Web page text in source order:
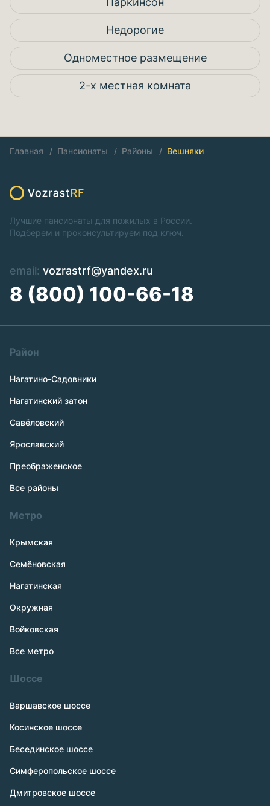
Недорогие
Одноместное размещение
2-х местная комната
Главная Пансионаты Районы Вешняки
Лучшие пансионаты для пожилых в России.
Подберем и проконсультируем под ключ.
email: vozrastrf@yandex.ru
8 (800) 100-66-18
Район
Нагатино-Садовники
Нагатинский затон
Савёловский
Ярославский
Преображенское
Все районы
Метро
Крымская
Семёновская
Нагатинская
Окружная
Войковская
Все метро
Шоссе
Варшавское шоссе
Косинское шоссе
Бесединское шоссе
Симферопольское шоссе
Дмитровское шоссе